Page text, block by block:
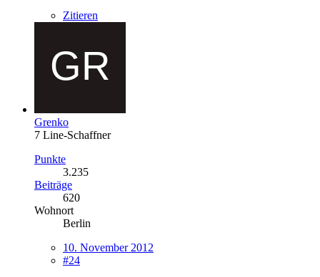
Zitieren
Grenko
7 Line-Schaffner
Punkte
3.235
Beiträge
620
Wohnort
Berlin
10. November 2012
#24